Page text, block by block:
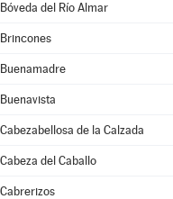
Bóveda del Río Almar
Brincones
Buenamadre
Buenavista
Cabezabellosa de la Calzada
Cabeza del Caballo
Cabrerizos